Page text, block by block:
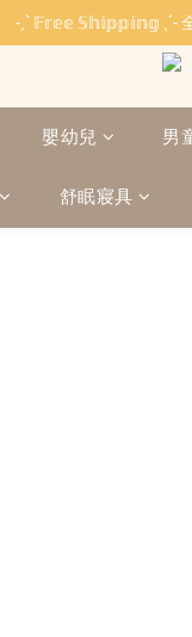
˗ˏˋ 𝔽𝕣𝕖𝕖 𝕊𝕙𝕚𝕡𝕡𝕚𝕟𝕘
˗ˏˋ 𝔽𝕣𝕖𝕖 𝕊𝕙𝕚𝕡𝕡𝕚𝕟𝕘
🏫 開學必備 ⸜ 四合一
🐳 清涼一夏 🎁 滿額贈
嬰幼兒 男
舒眠寢具